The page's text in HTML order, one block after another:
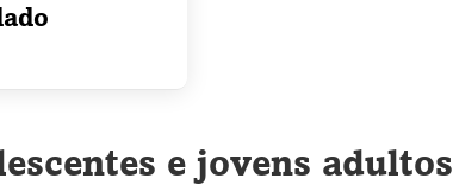
e jovens adultos